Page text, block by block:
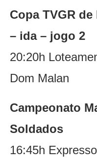
Copa TVGR
– ida – jogo 2
20:20h
Dom Malan
Campeonato
Soldados
16:45h